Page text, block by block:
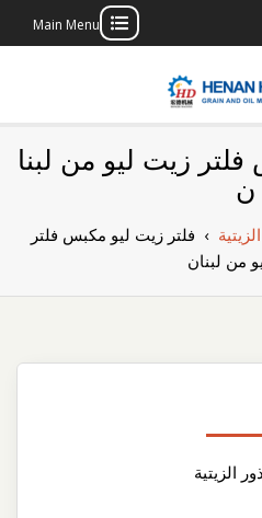
Main Menu
بناء مصنع إنتاج
النباتية
الخاص بك
زيت ليو من لبنا
ن
› فلتر زيت ليو مكبس فلتر
من لبنان
الزيتية